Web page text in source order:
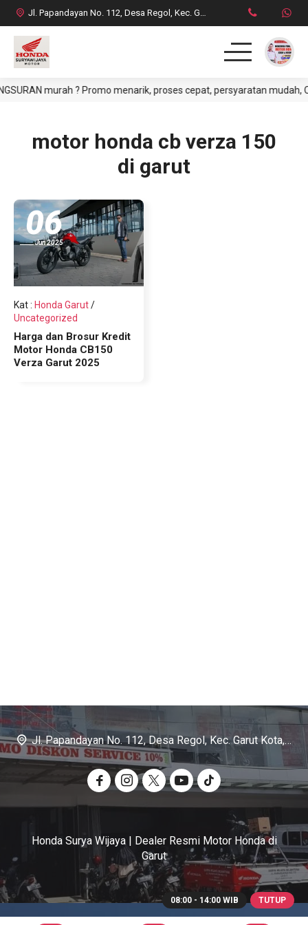
Jl. Papandayan No. 112, Desa Regol, Kec. Garut Kota, Kab. Garut
08:00 - 14:00 WIB TUTUP
HOME
DAFTAR HARGA CASH
BROSUR CREDIT
SYARAT CASH / CREDIT
INFO & PROMO TERBARU
murah ? Promo menarik, proses cepat, persyaratan mudah,
motor honda cb verza 150
di garut
06
Jun 2025
Kat: Honda Garut/
Uncategorized
Harga dan Brosur Kredit
Motor Honda CB150
Verza Garut 2025
Jl. Papandayan No. 112, Desa Regol, Kec. Garut Kota, Kab. Garut
Honda Surya Wijaya | Dealer Resmi Motor Honda di
Garut